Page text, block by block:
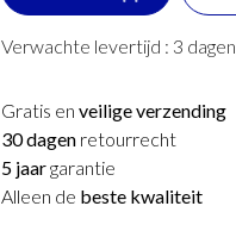
Verwachte levertijd : 3 dagen
Gratis en veilige verzending
30 dagen retourrecht
5 jaargarantie
Alleen de beste kwaliteit